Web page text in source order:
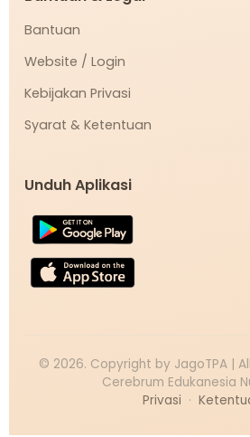
Bantuan
Website / Login
Kebijakan Privasi
Syarat & Ketentuan
Unduh Aplikasi
© 2026. Copyright by JagoTPA |
Cerebrum Edukanesia
Privasi ·